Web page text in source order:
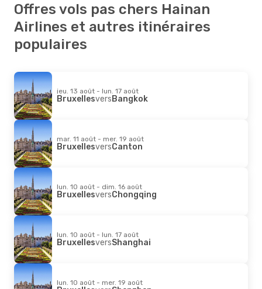
Offres vols pas chers Hainan
Airlines et autres itinéraires
populaires
jeu. 13 août - lun. 17 août
BruxellesversBangkok
mar. 11 août - mer. 19 août
BruxellesversCanton
lun. 10 août - dim. 16 août
BruxellesversChongqing
lun. 10 août - lun. 17 août
BruxellesversShanghai
lun. 10 août - mer. 19 août